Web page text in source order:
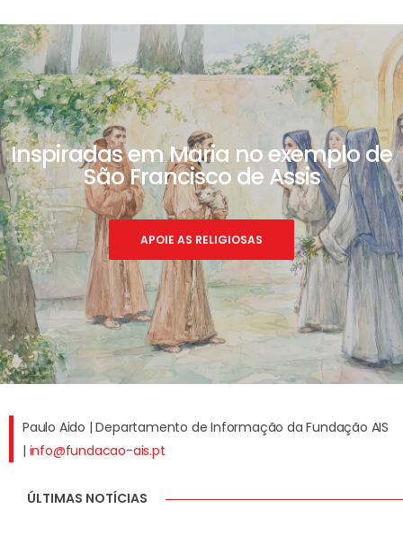
Inspiradas em Maria no exemplo de
São Francisco de Assis
APOIE AS RELIGIOSAS
Paulo Aido | Departamento de Informação da Fundação AIS
| info@fundacao-ais.pt
ÚLTIMAS NOTÍCIAS